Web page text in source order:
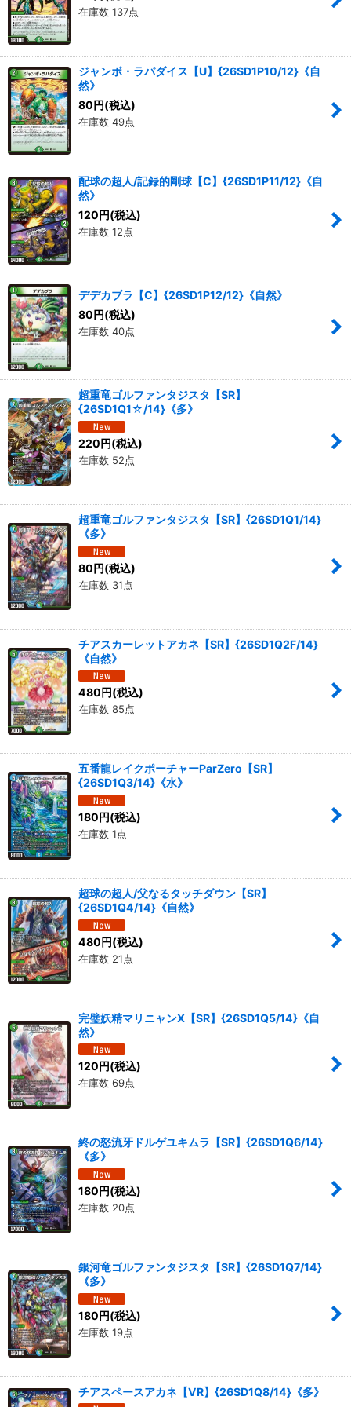
在庫数 137点
ジャンボ・ラパダイス【U】{26SD1P10/12}《自
然》
80円(税込)
在庫数 49点
配球の超人/記録的剛球【C】{26SD1P11/12}《自
然》
120円(税込)
在庫数 12点
デデカブラ【C】{26SD1P12/12}《自然》
80円(税込)
在庫数 40点
超重竜ゴルファンタジスタ【SR】
{26SD1Q1☆/14}《多》
220円(税込)
在庫数 52点
超重竜ゴルファンタジスタ【SR】{26SD1Q1/14}
《多》
80円(税込)
在庫数 31点
チアスカーレットアカネ【SR】{26SD1Q2F/14}
《自然》
480円(税込)
在庫数 85点
五番龍レイクポーチャーParZero【SR】
{26SD1Q3/14}《水》
180円(税込)
在庫数 1点
超球の超人/父なるタッチダウン【SR】
{26SD1Q4/14}《自然》
480円(税込)
在庫数 21点
完璧妖精マリニャンX【SR】{26SD1Q5/14}《自
然》
120円(税込)
在庫数 69点
終の怒流牙ドルゲユキムラ【SR】{26SD1Q6/14}
《多》
180円(税込)
在庫数 20点
銀河竜ゴルファンタジスタ【SR】{26SD1Q7/14}
《多》
180円(税込)
在庫数 19点
チアスペースアカネ【VR】{26SD1Q8/14}《多》